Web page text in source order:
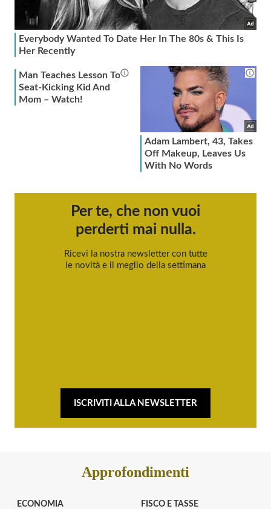
Per te, che non vuoi
perderti mai nulla.
Ricevi la nostra newsletter con tutte
le novità e il meglio della settimana
ISCRIVITI ALLA NEWSLETTER
Approfondimenti
ECONOMIA FISCO E TASSE